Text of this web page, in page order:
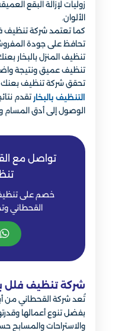
زوليات لإزالة البقع
الألوان.
كما تعتمد شركة تنظيف
تحافظ على جودة
تنظيف المنزل بالبخار
تنظيف عميق ونتيجة
تحقق شركة تنظيف بعنك
التنظيف بالبخار تقدم
الوصول إلى أدق المسام
تواصل مع
خصم على
القحطاني
شركة تنظيف فلل
تُعد شركة القحطاني من
بفضل تنوع أعمالها
والاستراحات والمسابح